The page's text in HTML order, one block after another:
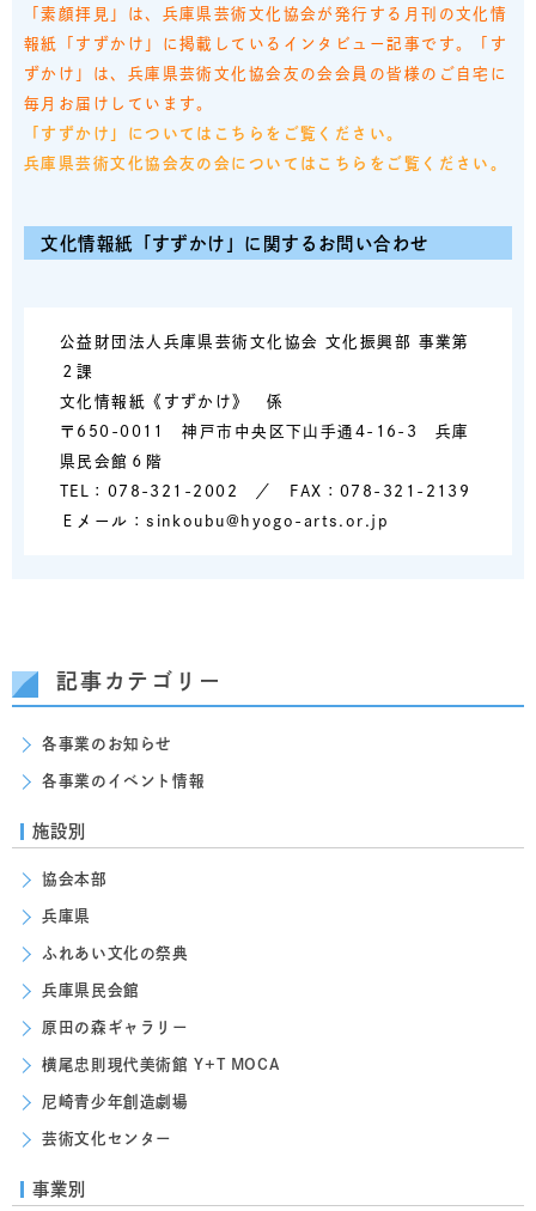
「素顔拝見」は、兵庫県芸術文化協会が発行する月刊の文化情
報紙「すずかけ」に掲載しているインタビュー記事です。「す
ずかけ」は、兵庫県芸術文化協会友の会会員の皆様のご自宅に
毎月お届けしています。
「すずかけ」についてはこちらをご覧ください。
兵庫県芸術文化協会友の会についてはこちらをご覧ください。
文化情報紙「すずかけ」に関するお問い合わせ
公益財団法人兵庫県芸術文化協会 文化振興部 事業第
２課
文化情報紙《すずかけ》 係
〒650-0011 神戸市中央区下山手通4-16-3 兵庫
県民会館６階
TEL：078-321-2002 ／ FAX：078-321-2139
Ｅメール：sinkoubu@hyogo-arts.or.jp
記事カテゴリー
各事業のお知らせ
各事業のイベント情報
施設別
協会本部
兵庫県
ふれあい文化の祭典
兵庫県民会館
原田の森ギャラリー
横尾忠則現代美術館 Y+T MOCA
尼崎青少年創造劇場
芸術文化センター
事業別